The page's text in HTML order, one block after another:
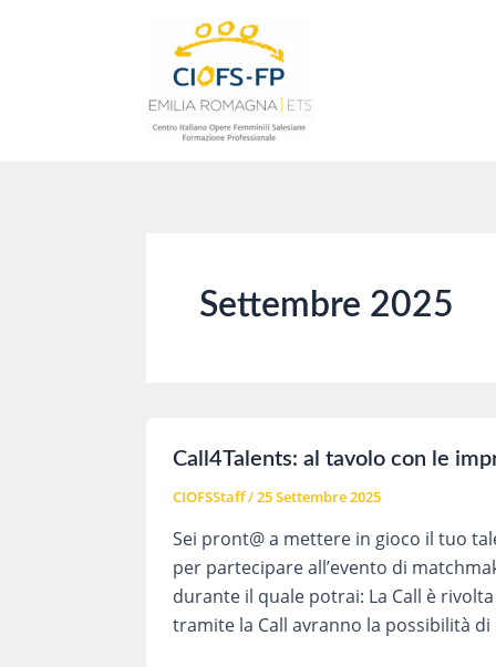
Settembre 2025
Call4Talents: al tavolo con le
CIOFSStaff/25 Settembre 2025
Sei pront@ a mettere in gioco il tuo
per partecipare all’evento di
durante il quale potrai: La Call è
tramite la Call avranno la possibilità